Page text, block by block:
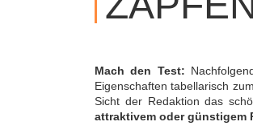
Mach den Test:
Eigenschaften tabellarisch
Sicht der Redaktion das
attraktivem oder günstigem